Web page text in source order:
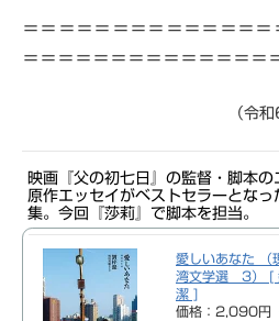
＝＝＝＝＝＝＝＝＝＝＝＝＝
＝＝＝＝＝＝＝＝＝＝＝＝＝＝
（令
映画『父の初七日』の監督・脚本
原作エッセイがベストセラーとな
集。今回『莎莉』で脚本を担当。
愛しいあなた （
湾文学選 3） [
潔 ]
価格：2,090円